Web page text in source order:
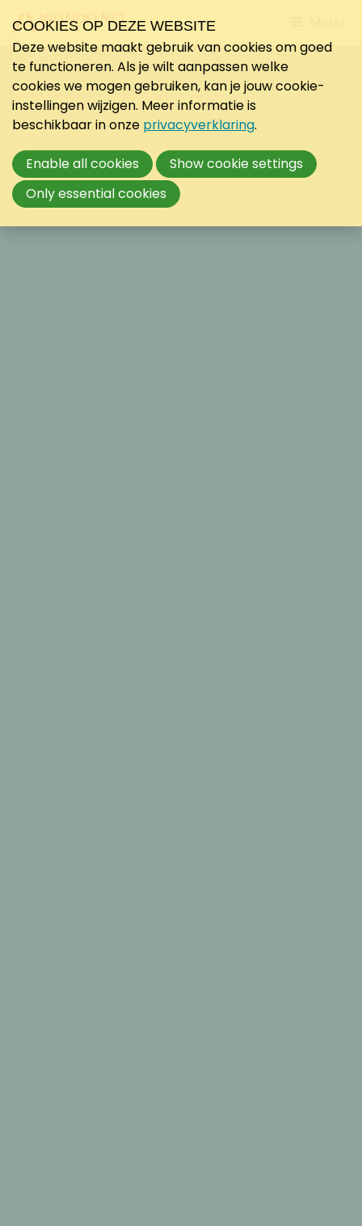
to
COOKIES OP DEZE WEBSITE
Deze website maakt gebruik van cookies om goed
te functioneren. Als je wilt aanpassen welke
cookies we mogen gebruiken, kan je jouw cookie-
instellingen wijzigen. Meer informatie is
beschikbaar in onze privacyverklaring.
Enable all cookies
Show cookie settings
Only essential cookies